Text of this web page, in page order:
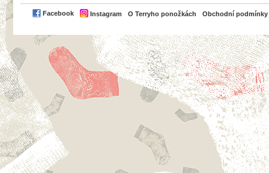
Facebook Instagram O Terryho ponožkách Obchodní podmínky
PayPal